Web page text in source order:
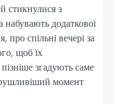
стикнулися з
набувають додаткової
спільні вечері за
щоб їх
згадують саме
момент